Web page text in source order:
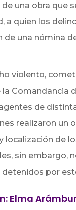
una obra que
a quien los
de una nómina
violento,
la Comandancia
de
realizaron un
localización de
sin embargo,
por
Elma